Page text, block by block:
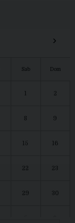
›
Sab Dom
1 2
8 9
15 16
22 23
29 30